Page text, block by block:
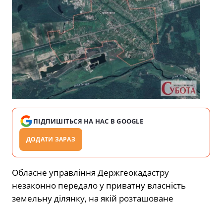
ПІДПИШІТЬСЯ НА НАС В GOOGLE
ДОДАТИ ЗАРАЗ
Обласне управління Держгеокадастру
незаконно передало у приватну власність
земельну ділянку, на якій розташоване